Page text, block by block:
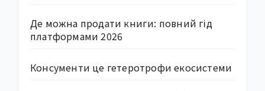
Де можна продати книги: повний гід
платформами 2026
Консументи це гетеротрофи екосистеми